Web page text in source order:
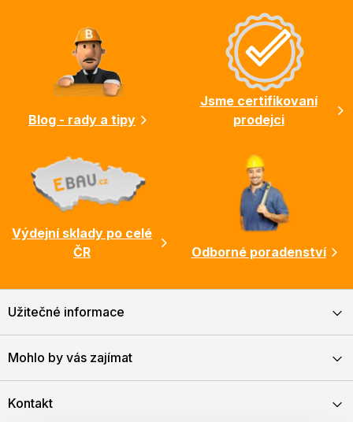
Blog - rady a tipy
Jsme certifikovaní
prodejci
Výdejní sklady po celé
ČR
Odborné poradenství
Užitečné informace
Mohlo by vás zajímat
Kontakt